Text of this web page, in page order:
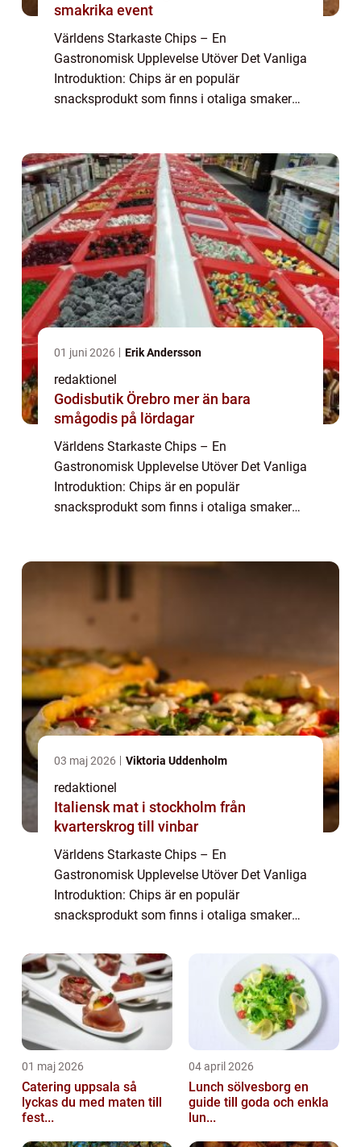
smakrika event
Världens Starkaste Chips – En
Gastronomisk Upplevelse Utöver Det Vanliga
Introduktion: Chips är en populär
snacksprodukt som finns i otaliga smaker
chips som sticker...
01 juni 2026 Erik Andersson
redaktionel
Godisbutik Örebro mer än bara
smågodis på lördagar
Världens Starkaste Chips – En
Gastronomisk Upplevelse Utöver Det Vanliga
Introduktion: Chips är en populär
snacksprodukt som finns i otaliga smaker
chips som sticker...
03 maj 2026 Viktoria Uddenholm
redaktionel
Italiensk mat i stockholm från
kvarterskrog till vinbar
Världens Starkaste Chips – En
Gastronomisk Upplevelse Utöver Det Vanliga
Introduktion: Chips är en populär
snacksprodukt som finns i otaliga smaker
äventyrliga matälskaren finns det även
chips som sticker...
01 maj 2026
Catering uppsala så
lyckas du med maten till
fest...
04 april 2026
Lunch sölvesborg en
guide till goda och enkla
lun...